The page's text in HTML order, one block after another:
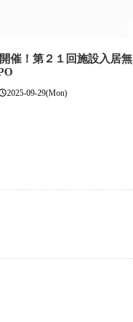
催！第２１回施設入居無
2025-09-29(Mon)